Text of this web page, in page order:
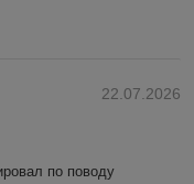
22.07.2026
по поводу